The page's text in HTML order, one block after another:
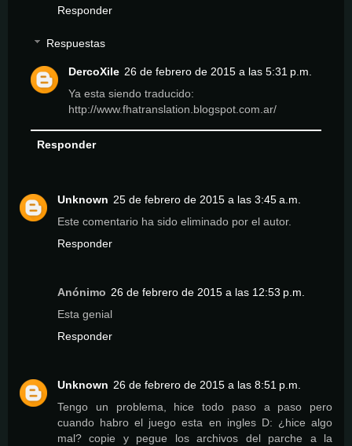
Responder
Respuestas
DercoXile 26 de febrero de 2015 a las 5:31 p.m.
Ya esta siendo traducido:
http://www.fhatranslation.blogspot.com.ar/
Responder
Unknown 25 de febrero de 2015 a las 3:45 a.m.
Este comentario ha sido eliminado por el autor.
Responder
Anónimo 26 de febrero de 2015 a las 12:53 p.m.
Esta genial
Responder
Unknown 26 de febrero de 2015 a las 8:51 p.m.
Tengo un problema, hice todo paso a paso pero
cuando habro el juego esta en ingles D: ¿hice algo
mal? copie y pegue los archivos del parche a la